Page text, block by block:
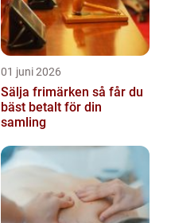
01 juni 2026
Sälja frimärken så får du
bäst betalt för din
samling